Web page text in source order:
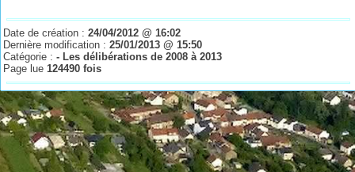
Date de création :24/04/2012 @ 16:02
Dernière modification :25/01/2013 @ 15:50
Catégorie :- Les délibérations de 2008 à 2013
Page lue124490 fois